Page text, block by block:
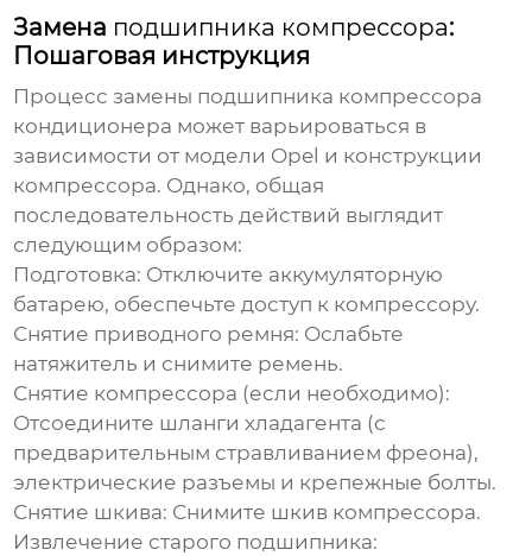
Замена подшипника компрессора:
Пошаговая инструкция
Процесс замены подшипника компрессора
кондиционера может варьироваться в
зависимости от модели Opel и конструкции
компрессора. Однако, общая
последовательность действий выглядит
следующим образом:
Подготовка: Отключите аккумуляторную
батарею, обеспечьте доступ к компрессору.
Снятие приводного ремня: Ослабьте
натяжитель и снимите ремень.
Снятие компрессора (если необходимо):
Отсоедините шланги хладагента (с
предварительным стравливанием фреона),
электрические разъемы и крепежные болты.
Снятие шкива: Снимите шкив компрессора.
Извлечение старого подшипника: